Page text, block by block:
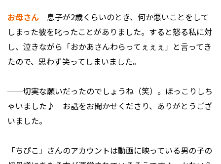
お母さん 息子が2歳くらいのとき、何か悪いことをして
しまった彼を叱ったことがありました。すると怒る私に対
し、泣きながら「おかあさんわらってぇぇぇ」と言ってき
たので、思わず笑ってしまいました。
──切実な願いだったのでしょうね（笑）。ほっこりしち
ゃいました♪ お話をお聞かせくださり、ありがとうござ
いました。
「ちぴこ」さんのアカウントは動画に映っている男の子の